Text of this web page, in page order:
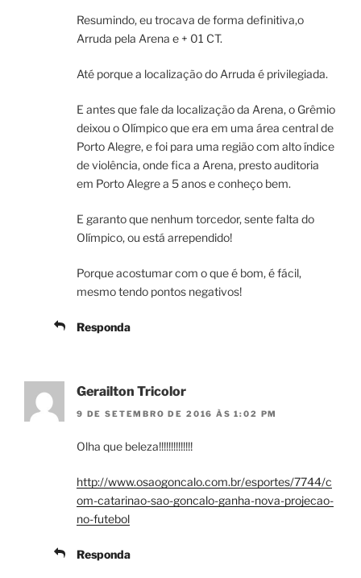
Resumindo, eu trocava de forma definitiva,o
Arruda pela Arena e + 01 CT.
Até porque a localização do Arruda é privilegiada.
E antes que fale da localização da Arena, o Grêmio
deixou o Olímpico que era em uma área central de
Porto Alegre, e foi para uma região com alto índice
de violência, onde fica a Arena, presto auditoria
em Porto Alegre a 5 anos e conheço bem.
E garanto que nenhum torcedor, sente falta do
Olímpico, ou está arrependido!
Porque acostumar com o que é bom, é fácil,
mesmo tendo pontos negativos!
Responda
Gerailton Tricolor
9 DE SETEMBRO DE 2016 ÀS 1:02 PM
Olha que beleza!!!!!!!!!!!!!!
http://www.osaogoncalo.com.br/esportes/7744/c
om-catarinao-sao-goncalo-ganha-nova-projecao-
no-futebol
Responda